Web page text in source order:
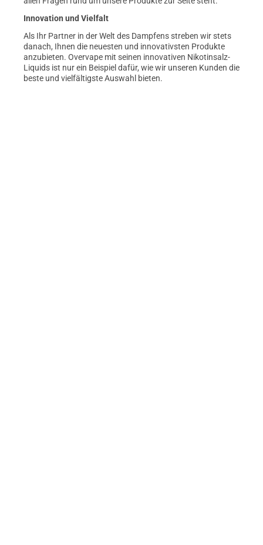
Innovation und Vielfalt
Als Ihr Partner in der Welt des Dampfens streben wir stets
danach, Ihnen die neuesten und innovativsten Produkte
anzubieten. Overvape mit seinen innovativen Nikotinsalz-
Liquids ist nur ein Beispiel dafür, wie wir unseren Kunden die
beste und vielfältigste Auswahl bieten.